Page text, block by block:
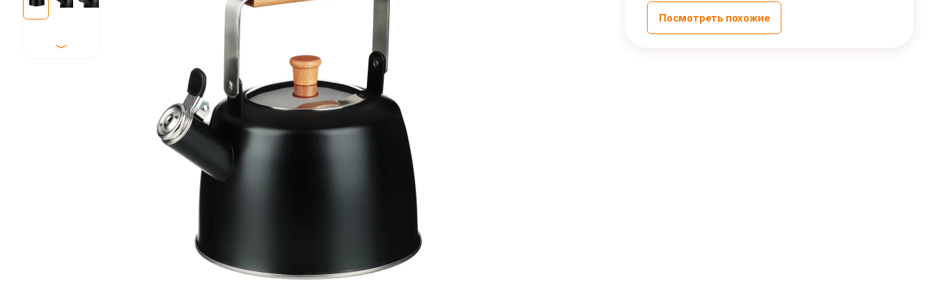
Посмотреть похожие